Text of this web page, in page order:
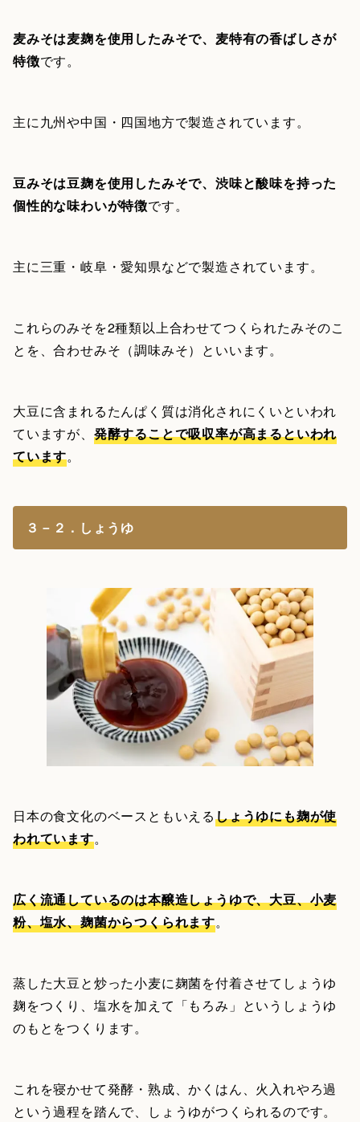
麦みそは麦麹を使用したみそで、麦特有の香ばしさが
特徴です。
主に九州や中国・四国地方で製造されています。
豆みそは豆麹を使用したみそで、渋味と酸味を持った
個性的な味わいが特徴です。
主に三重・岐阜・愛知県などで製造されています。
これらのみそを2種類以上合わせてつくられたみそのこ
とを、合わせみそ（調味みそ）といいます。
大豆に含まれるたんぱく質は消化されにくいといわれ
ていますが、 発酵することで吸収率が高まるといわれ
ています。
３－２．しょうゆ
日本の食文化のベースともいえるしょうゆにも麹が使
われています。
広く流通しているのは本醸造しょうゆで、大豆、小麦
粉、塩水、麹菌からつくられます。
蒸した大豆と炒った小麦に麹菌を付着させてしょうゆ
麹をつくり、塩水を加えて「もろみ」というしょうゆ
のもとをつくります。
これを寝かせて発酵・熟成、かくはん、火入れやろ過
という過程を踏んで、しょうゆがつくられるのです。